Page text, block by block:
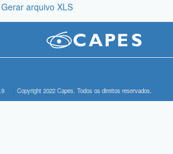
Gerar arquivo XLS
Copyright 2022 Capes. Todos os direitos reservados.